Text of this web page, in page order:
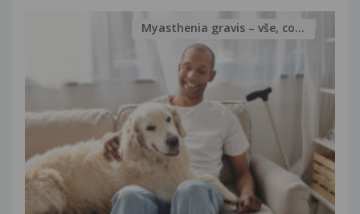
Myasthenia gravis – vše, co...